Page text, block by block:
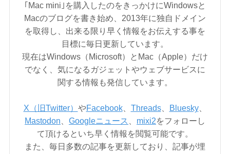
｢Mac mini｣を購入したのをきっかけにWindowsと
Macのブログを書き始め、2013年に独自ドメイン
を取得し、出来る限り早く情報をお伝えする事を
目標に毎日更新しています。
現在はWindows（Microsoft）とMac（Apple）だけ
でなく、気になるガジェットやウェブサービスに
関する情報も発信しています。
X（旧Twitter） やFacebook、 Threads、 Bluesky、
Mastodon
Googleニュース mixi2をフォローし
て頂けるといち早く情報を閲覧可能です。
また、毎日多数の記事を更新しており、記事が埋